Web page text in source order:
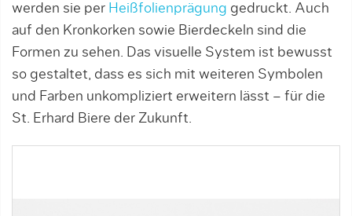
werden sie per Heißfolienprägung gedruckt. Auch
auf den Kronkorken sowie Bierdeckeln sind die
Formen zu sehen. Das visuelle System ist bewusst
so gestaltet, dass es sich mit weiteren Symbolen
und Farben unkompliziert erweitern lässt – für die
St. Erhard Biere der Zukunft.